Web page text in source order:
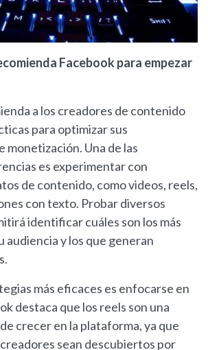
Facebook para empezar
a los creadores de contenido
para optimizar sus
monetización. Una de las
es experimentar con
de contenido, como videos, reels,
con texto. Probar diversos
identificar cuáles son los más
audiencia y los que generan
más eficaces es enfocarse en
destaca que los reels son una
crecer en la plataforma, ya que
sean descubiertos por